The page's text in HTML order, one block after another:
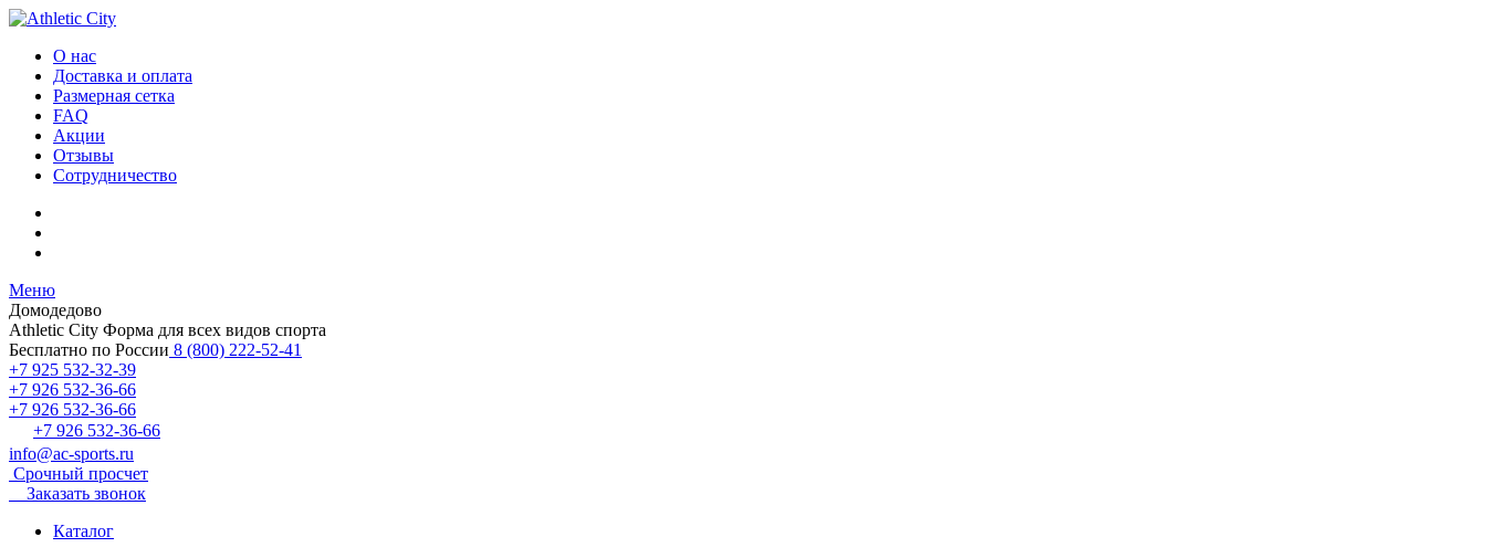
О нас
Доставка и оплата
Размерная сетка
FAQ
Акции
Отзывы
Сотрудничество
Меню
Домодедово
Athletic City Форма для всех видов спорта
Бесплатно по России 8 (800) 222-52-41
+7 925 532-32-39
+7 926 532-36-66
+7 926 532-36-66
+7 926 532-36-66
info@ac-sports.ru
Срочный просчет
Заказать звонок
Каталог